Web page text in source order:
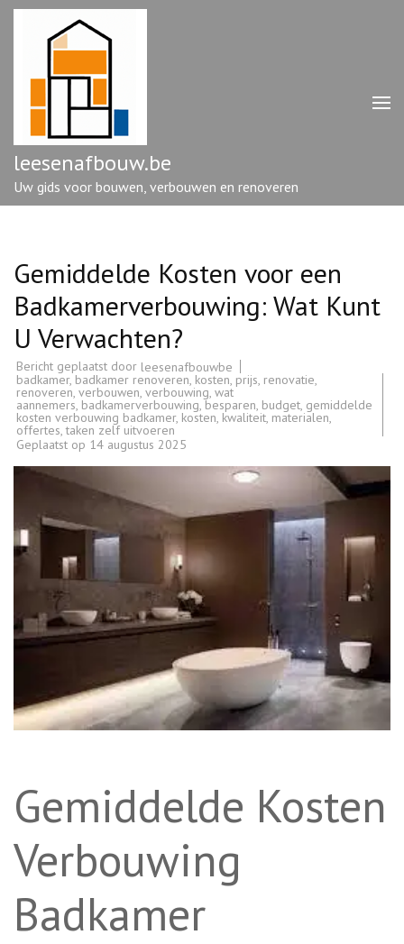
Ga
enter)
leesenafbouw.be
Uw gids voor bouwen, verbouwen en renoveren
Gemiddelde Kosten voor een
Badkamerverbouwing: Wat Kunt
U Verwachten?
Bericht geplaatst door leesenafbouwbe
badkamer, badkamer renoveren, kosten, prijs, renovatie,
renoveren, verbouwen, verbouwing, wat
aannemers, badkamerverbouwing,besparen, budget, gemiddelde
kosten verbouwing badkamer, kosten, kwaliteit, materialen,
offertes,taken zelf uitvoeren
Geplaatst op 14 augustus 2025
Gemiddelde Kosten
Verbouwing
Badkamer